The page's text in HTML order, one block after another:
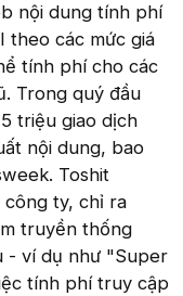
nội dung tính phí
theo các mức giá
tính phí cho các
Trong quý đầu
triệu giao dịch
nội dung, bao
Toshit
công ty, chỉ ra
truyền thống
- ví dụ như "Super
tính phí truy cập